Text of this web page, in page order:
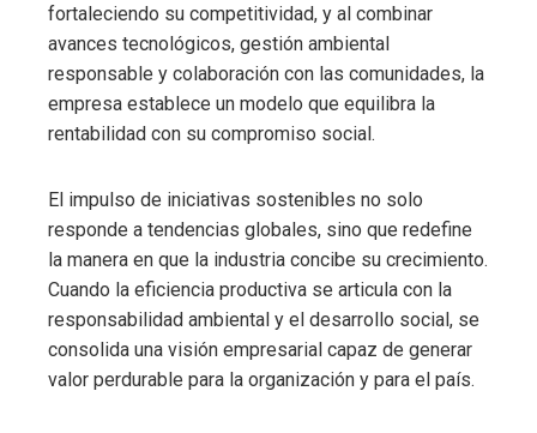
fortaleciendo su competitividad, y al combinar
avances tecnológicos, gestión ambiental
responsable y colaboración con las comunidades, la
empresa establece un modelo que equilibra la
rentabilidad con su compromiso social.
El impulso de iniciativas sostenibles no solo
responde a tendencias globales, sino que redefine
la manera en que la industria concibe su crecimiento.
Cuando la eficiencia productiva se articula con la
responsabilidad ambiental y el desarrollo social, se
consolida una visión empresarial capaz de generar
valor perdurable para la organización y para el país.